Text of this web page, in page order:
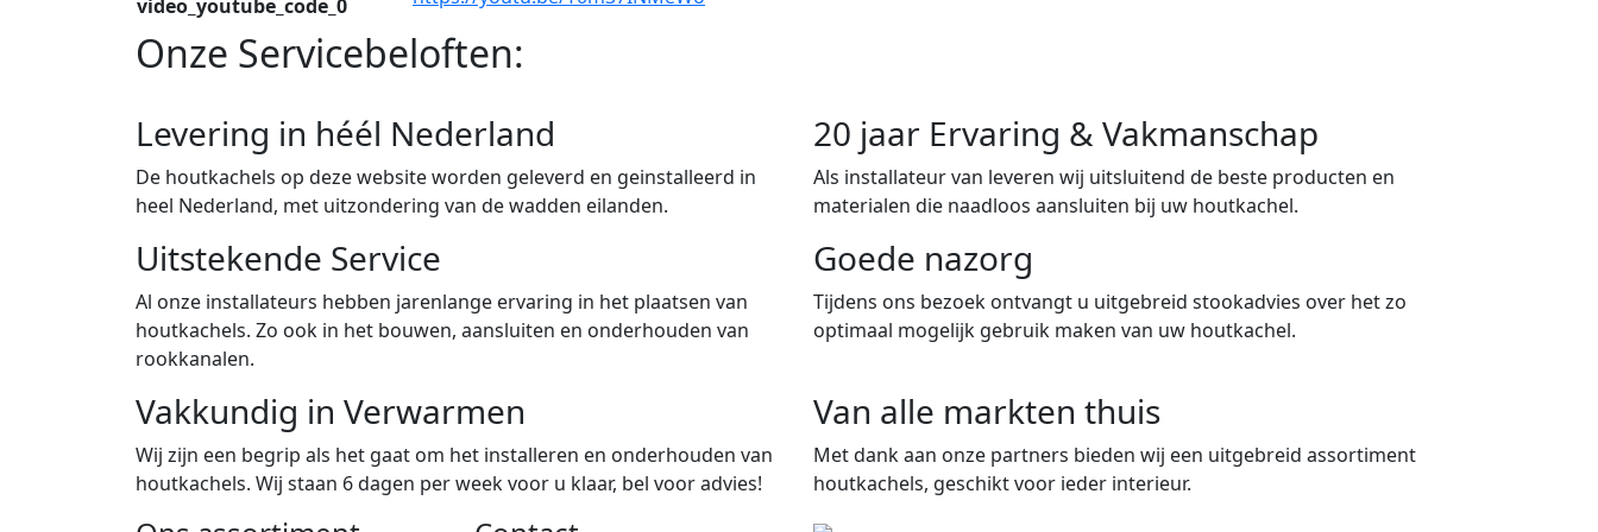
video_youtube_code_0
Onze Servicebeloften:
Levering in héél Nederland
De houtkachels op deze website worden geleverd en geinstalleerd in
heel Nederland, met uitzondering van de wadden eilanden.
20 jaar Ervaring & Vakmanschap
Als installateur van leveren wij uitsluitend de beste producten en
materialen die naadloos aansluiten bij uw houtkachel.
Uitstekende Service
Al onze installateurs hebben jarenlange ervaring in het plaatsen van
houtkachels. Zo ook in het bouwen, aansluiten en onderhouden van
rookkanalen.
Goede nazorg
Tijdens ons bezoek ontvangt u uitgebreid stookadvies over het zo
optimaal mogelijk gebruik maken van uw houtkachel.
Vakkundig in Verwarmen
Wij zijn een begrip als het gaat om het installeren en onderhouden van
houtkachels. Wij staan 6 dagen per week voor u klaar, bel voor advies!
Van alle markten thuis
Met dank aan onze partners bieden wij een uitgebreid assortiment
houtkachels, geschikt voor ieder interieur.